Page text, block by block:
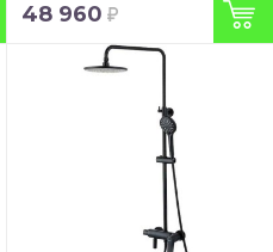
48 960